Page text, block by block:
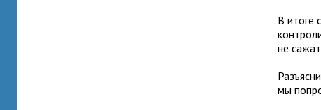
В итоге
не
мы